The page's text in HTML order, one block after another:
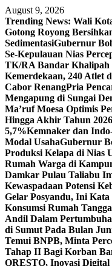
Skip
to
content
August 9, 2026
Trending News: Wali
Gotong Royong
SedimentasiGubernur
Se-Kepulauan Nias
TK/RA Bandar Khalipah
Kemerdekaan, 240 Atlet
Cabor RenangPria
Mengapung di Sungai
Ma’ruf Moesa‎ Optimis
Hingga Akhir Tahun
5,7%Kemnaker dan
Modal UsahaGubernur
Produksi Kelapa di Nias
Rumah Warga di
Damkar Pulau Taliabu
Kewaspadaan Potensi
Gelar Posyandu, Ini
Konsumsi Rumah
Andil Dalam
di Sumut Pada Bulan
Temui BNPB, Minta
Tahap II Bagi Korban
QRESTO, Inovasi